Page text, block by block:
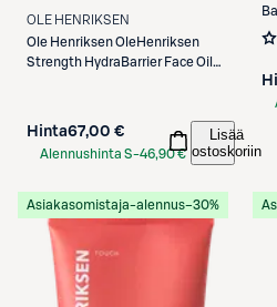
OLE HENRIKSEN
Ole HenriksenOleHenriksen
Strength HydraBarrier Face Oil
Hinta67,00 €
Alennushinta S-46,90 €
Lisää
ostoskoriin
Asiakasomistaja-alennus−30%